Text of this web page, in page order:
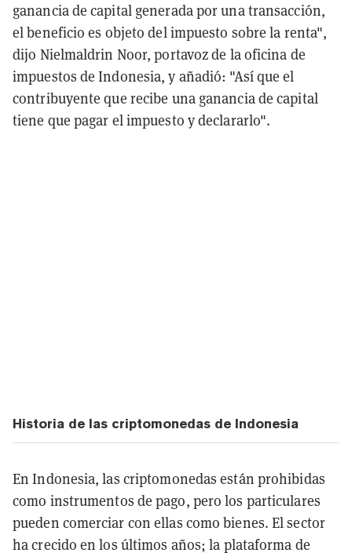
ganancia de capital generada por una transacción,
el beneficio es objeto del impuesto sobre la renta",
dijo Nielmaldrin Noor, portavoz de la oficina de
impuestos de Indonesia, y añadió: "Así que el
contribuyente que recibe una ganancia de capital
tiene que pagar el impuesto y declararlo".
Historia de las criptomonedas de Indonesia
En Indonesia, las criptomonedas están prohibidas
como instrumentos de pago, pero los particulares
pueden comerciar con ellas como bienes. El sector
ha crecido en los últimos años; la plataforma de